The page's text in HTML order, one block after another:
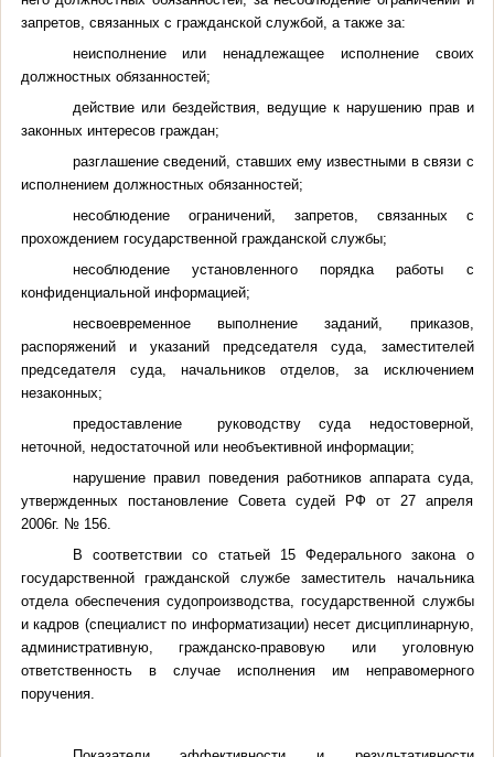
запретов, связанных с гражданской службой, а также за:
неисполнение или ненадлежащее исполнение своих
должностных обязанностей;
действие или бездействия, ведущие к нарушению прав и
законных интересов граждан;
разглашение сведений, ставших ему известными в связи с
исполнением должностных обязанностей;
несоблюдение ограничений, запретов, связанных с
прохождением государственной гражданской службы;
несоблюдение установленного порядка работы с
конфиденциальной информацией;
несвоевременное выполнение заданий, приказов,
распоряжений и указаний председателя суда, заместителей
председателя суда, начальников отделов, за исключением
незаконных;
предоставление руководству суда недостоверной,
неточной, недостаточной или необъективной информации;
нарушение правил поведения работников аппарата суда,
утвержденных постановление Совета судей РФ от 27 апреля
2006г. № 156.
В соответствии со статьей 15 Федерального закона о
государственной гражданской службе заместитель начальника
отдела обеспечения судопроизводства, государственной службы
и кадров (специалист по информатизации) несет дисциплинарную,
административную, гражданско-правовую или уголовную
ответственность в случае исполнения им неправомерного
поручения.